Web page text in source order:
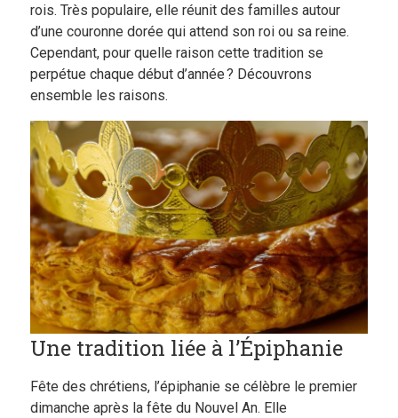
Blog
rois. Très populaire, elle réunit des familles autour
d’une couronne dorée qui attend son roi ou sa reine.
Cependant, pour quelle raison cette tradition se
perpétue chaque début d’année ? Découvrons
ensemble les raisons.
Une tradition liée à l’Épiphanie
Fête des chrétiens, l’épiphanie se célèbre le premier
dimanche après la fête du Nouvel An. Elle